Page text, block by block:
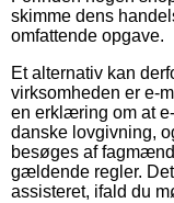
skimme dens
omfattende opgave.
Et alternativ kan
virksomheden er e-
en erklæring om at
danske lovgivning,
besøges af
gældende regler.
assisteret, ifald du